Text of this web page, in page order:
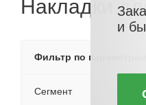
Накладки
Фильтр по параметрам
Сегмент
и